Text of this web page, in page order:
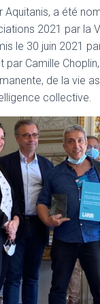
Aquitanis, a été
2021 par la
le 30 juin 2021
par Camille
de la vie
collective.